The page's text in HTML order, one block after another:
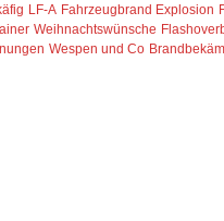
LF-A Fahrzeugbrand Explosion
Weihnachtswünsche
Wespen und Co